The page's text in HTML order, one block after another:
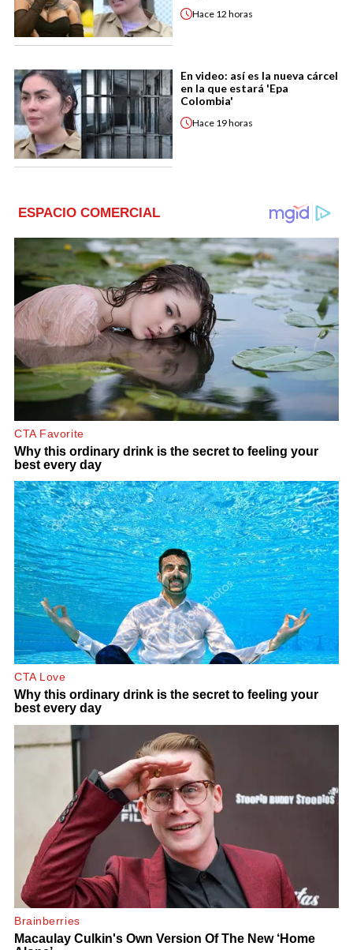
Hace 12 horas
En video: así es la nueva cárcel
en la que estará 'Epa
Colombia'
Hace 19 horas